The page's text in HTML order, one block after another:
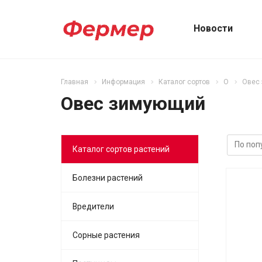
Новости
Главная Информация Каталог сортов О Овес
Овес зимующий
Каталог сортов растений
Болезни растений
Вредители
Сорные растения